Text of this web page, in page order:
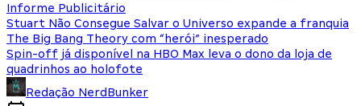
Informe Publicitário
Stuart Não Consegue Salvar o Universo expande a franquia
The Big Bang Theory com “herói” inesperado
Spin-off já disponível na HBO Max leva o dono da loja de
quadrinhos ao holofote
Redação NerdBunker